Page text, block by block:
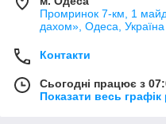
Промринок 7-км, 1
дахом», Одеса, Україна
Контакти
Сьогодні працює з
Показати весь графік